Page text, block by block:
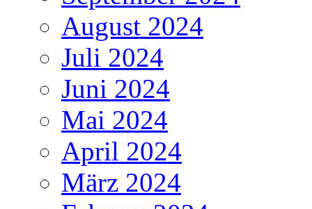
August 2024
Juli 2024
Juni 2024
Mai 2024
April 2024
März 2024